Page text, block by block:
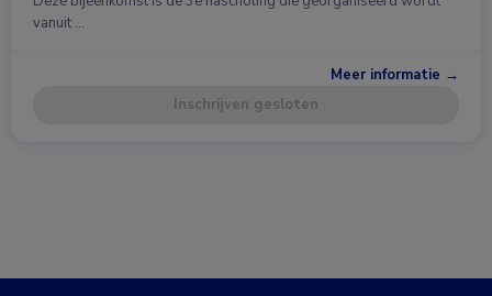
vanuit …
Meer informatie →
Inschrijven gesloten